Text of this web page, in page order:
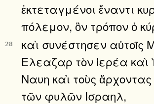
ἐκτεταγμένοι ἔναντι
πόλεμον, ὃν τρόπον ὁ
28
καὶ συνέστησεν αὐτοῖς
Ελεαζαρ τὸν ἱερέα καὶ
Ναυη καὶ τοὺς
τῶν φυλῶν Ισραηλ,